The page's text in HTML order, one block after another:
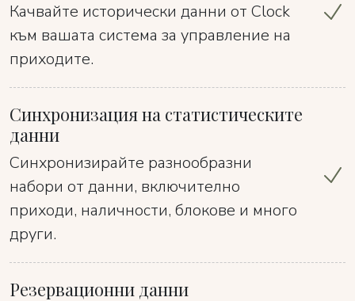
Качвайте исторически данни от Clock
към вашата система за управление на
приходите.
Синхронизация на статистическите
данни
Синхронизирайте разнообразни
набори от данни, включително
приходи, наличности, блокове и много
други.
Резервационни данни